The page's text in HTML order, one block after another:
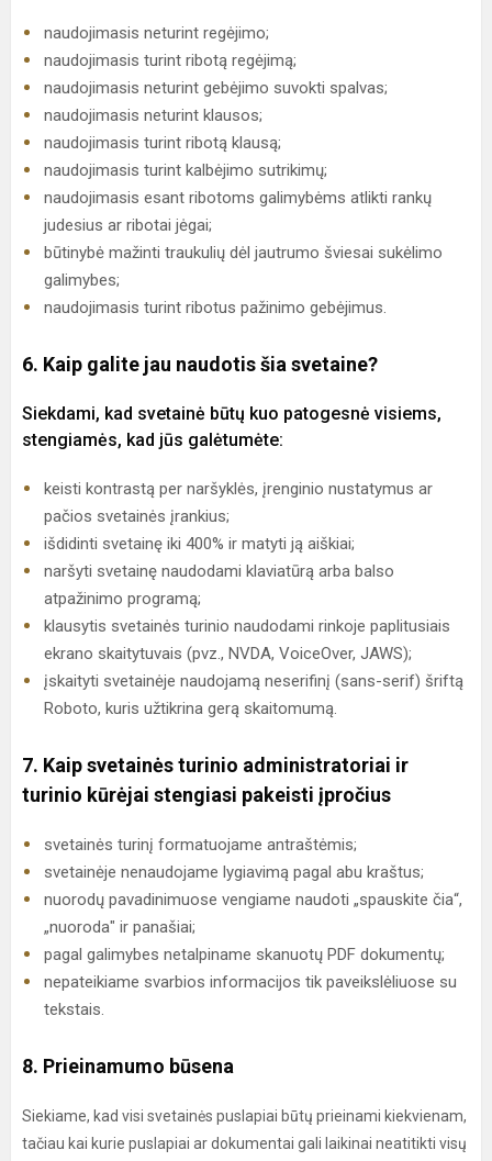
naudojimasis neturint regėjimo;
naudojimasis turint ribotą regėjimą;
naudojimasis neturint gebėjimo suvokti spalvas;
naudojimasis neturint klausos;
naudojimasis turint ribotą klausą;
naudojimasis turint kalbėjimo sutrikimų;
naudojimasis esant ribotoms galimybėms atlikti rankų
judesius ar ribotai jėgai;
būtinybė mažinti traukulių dėl jautrumo šviesai sukėlimo
galimybes;
naudojimasis turint ribotus pažinimo gebėjimus.
6. Kaip galite jau naudotis šia svetaine?
Siekdami, kad svetainė būtų kuo patogesnė visiems,
stengiamės, kad jūs galėtumėte:
keisti kontrastą per naršyklės, įrenginio nustatymus ar
pačios svetainės įrankius;
išdidinti svetainę iki 400% ir matyti ją aiškiai;
naršyti svetainę naudodami klaviatūrą arba balso
atpažinimo programą;
klausytis svetainės turinio naudodami rinkoje paplitusiais
ekrano skaitytuvais (pvz., NVDA, VoiceOver, JAWS);
įskaityti svetainėje naudojamą neserifinį (sans-serif) šriftą
Roboto, kuris užtikrina gerą skaitomumą.
7. Kaip svetainės turinio administratoriai ir
turinio kūrėjai stengiasi pakeisti įpročius
svetainės turinį formatuojame antraštėmis;
svetainėje nenaudojame lygiavimą pagal abu kraštus;
nuorodų pavadinimuose vengiame naudoti „spauskite čia“,
„nuoroda" ir panašiai;
pagal galimybes netalpiname skanuotų PDF dokumentų;
nepateikiame svarbios informacijos tik paveikslėliuose su
tekstais.
8. Prieinamumo būsena
Siekiame, kad visi svetainės puslapiai būtų prieinami kiekvienam,
tačiau kai kurie puslapiai ar dokumentai gali laikinai neatitikti visų